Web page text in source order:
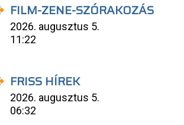
FILM-ZENE-SZÓRAKOZÁS
2026. augusztus 5.
11:22
FRISS HÍREK
2026. augusztus 5.
06:32